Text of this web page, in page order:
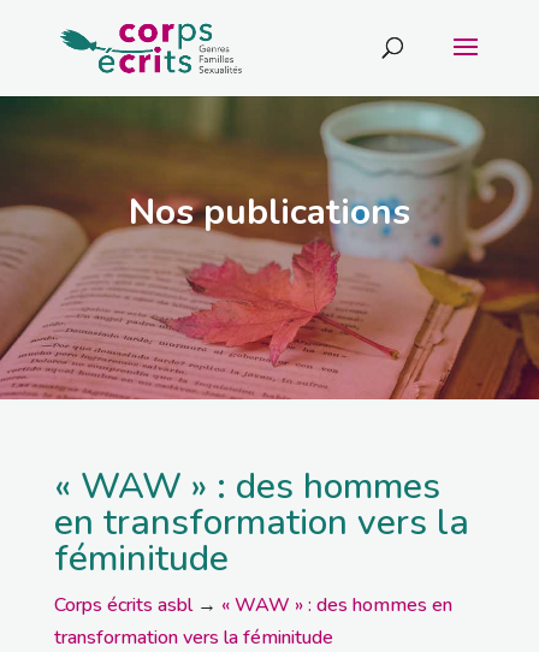
Nos publications
« WAW » : des hommes
en transformation vers la
féminitude
Corps écrits asbl→ « WAW » : des hommes en
transformation vers la féminitude